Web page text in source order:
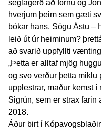
seglagerð að fornu og
hverjum þeim sem gæti
bókar hans, Sögu Ástu –
leið út úr heiminum?
að svarið uppfyllti
„Þetta er alltaf mjög
og svo verður þetta
upplestrar, maður kemst
Sigrún, sem er strax
2018.
Áður birt í